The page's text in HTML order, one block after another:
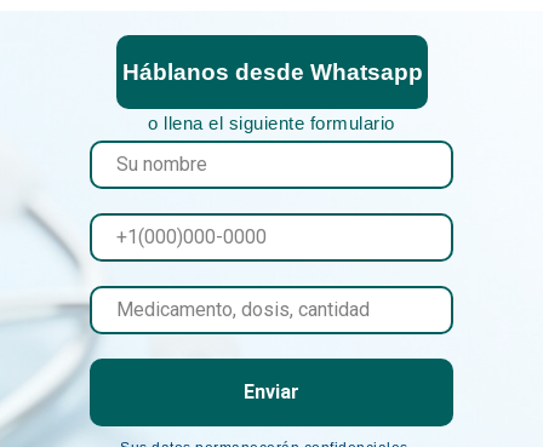
Enviar
o llena el siguiente formulario
Háblanos desde Whatsapp